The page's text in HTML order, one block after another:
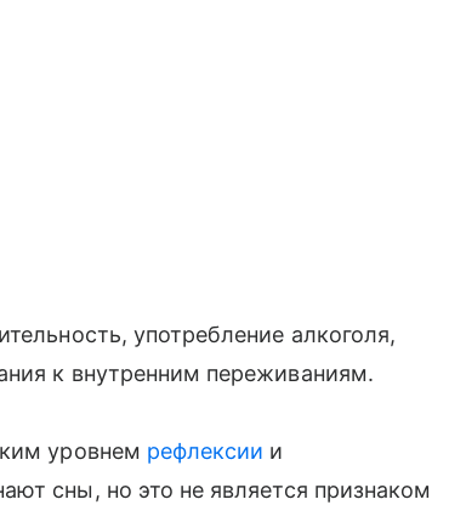
употребление алкоголя,
к внутренним переживаниям.
уровнем рефлексии и
сны, но это не является признаком